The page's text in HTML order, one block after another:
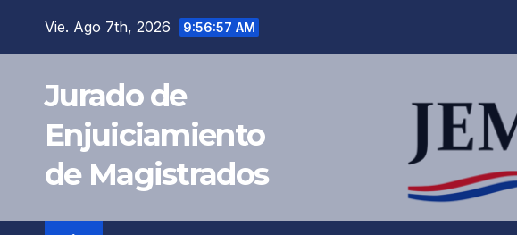
Vie. Ago 7th, 2026 9:56:58 AM
Jurado de
Enjuiciamiento
de Magistrados